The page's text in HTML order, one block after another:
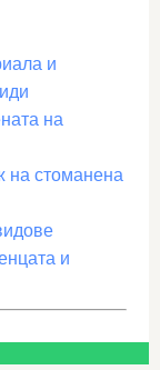
и
на
на стоманена
и